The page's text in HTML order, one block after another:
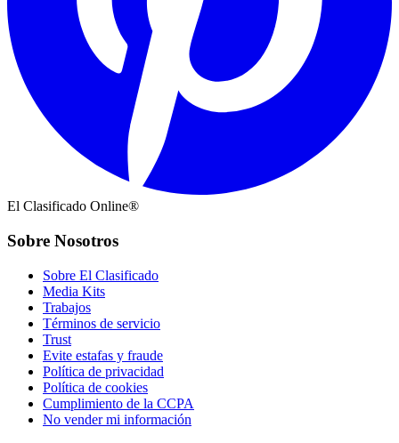
El Clasificado Online®
Sobre Nosotros
Sobre El Clasificado
Media Kits
Trabajos
Términos de servicio
Trust
Evite estafas y fraude
Política de privacidad
Política de cookies
Cumplimiento de la CCPA
No vender mi información